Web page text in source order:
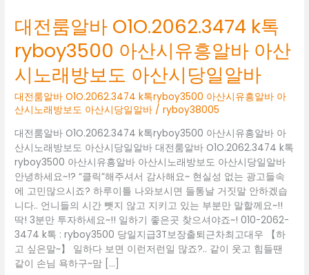
대전룸알바 O1O.2062.3474 k톡
ryboy3500 아산시유흥알바 아산
시노래방보도 아산시당일알바
대전룸알바 O1O.2062.3474 k톡ryboy3500 아산시유흥알바 아
산시노래방보도 아산시당일알바 /ryboy38005
대전룸알바 O1O.2062.3474 k톡ryboy3500 아산시유흥알바 아
산시노래방보도 아산시당일알바 대전룸알바 O1O.2062.3474 k톡
ryboy3500 아산시유흥알바 아산시노래방보도 아산시당일알바
안녕하세요~!? “클릭”해주셔서 감사해요~ 현실성 없는 광고들속
에 고민많으시죠? 하루이틀 나와보시면 들통날 거짓말 안하겠습
니다.. 언니들의 시간 뺏지 않고 지키고 있는 부분만 말할께요~!!
딱! 3분만 투자하세요~!! 일하기 좋은곳 찾으셔야죠~! 010-2062-
3474 k톡 : ryboy3500 당일지급3T보장출퇴근차최고대우 【하
고 싶은말~】 일하다 보면 이런저런일 많죠?.. 같이 웃고 힘들땐
같이 손님 욕하구~맘 […]
바
O1O.2062.3474
k
톡
ryboy3500
아
산
유
흥
알
바
아
산
시
노
래
방